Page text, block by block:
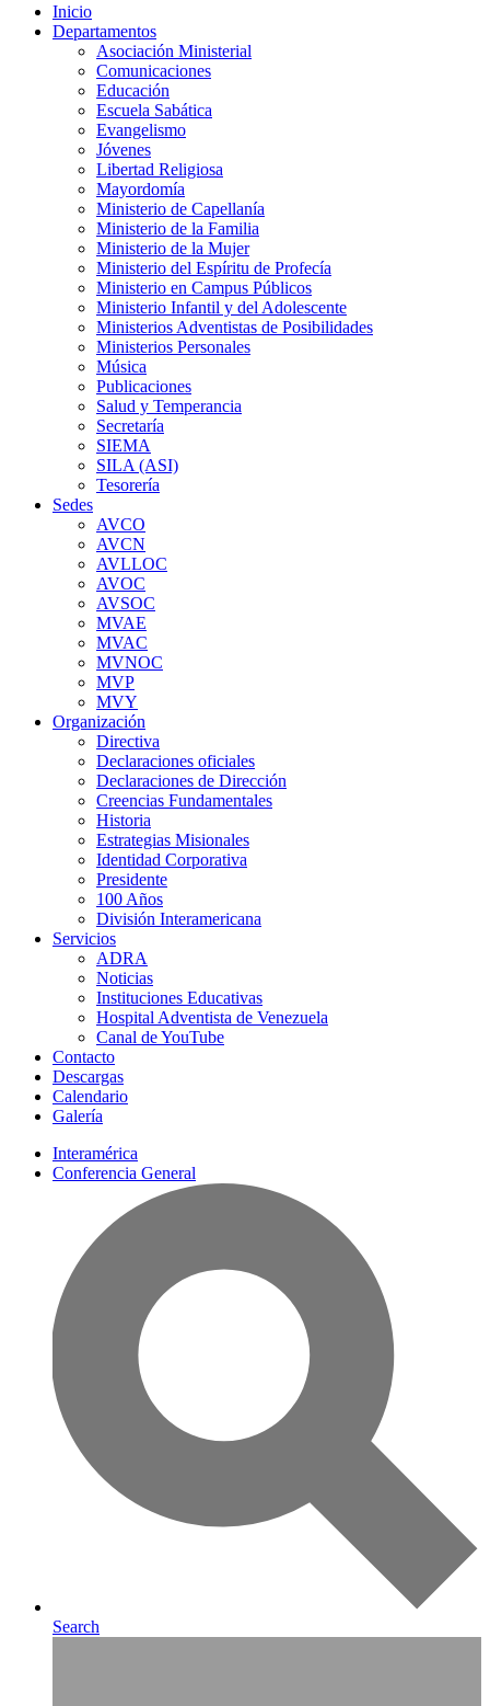
Inicio
Departamentos
Asociación Ministerial
Comunicaciones
Educación
Escuela Sabática
Evangelismo
Jóvenes
Libertad Religiosa
Mayordomía
Ministerio de Capellanía
Ministerio de la Familia
Ministerio de la Mujer
Ministerio del Espíritu de Profecía
Ministerio en Campus Públicos
Ministerio Infantil y del Adolescente
Ministerios Adventistas de Posibilidades
Ministerios Personales
Música
Publicaciones
Salud y Temperancia
Secretaría
SIEMA
SILA (ASI)
Tesorería
Sedes
AVCO
AVCN
AVLLOC
AVOC
AVSOC
MVAE
MVAC
MVNOC
MVP
MVY
Organización
Directiva
Declaraciones oficiales
Declaraciones de Dirección
Creencias Fundamentales
Historia
Estrategias Misionales
Identidad Corporativa
Presidente
100 Años
División Interamericana
Servicios
ADRA
Noticias
Instituciones Educativas
Hospital Adventista de Venezuela
Canal de YouTube
Contacto
Descargas
Calendario
Galería
Interamérica
Conferencia General
Search